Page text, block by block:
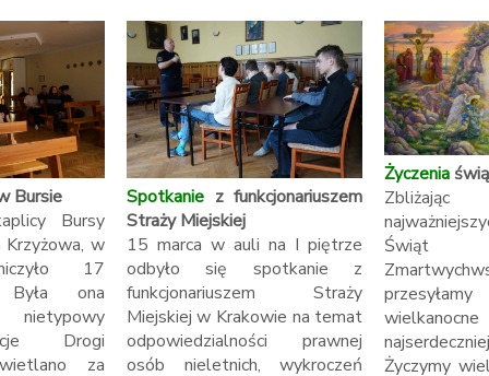
Bursie
Bursy
Krzyżowa, w
17
Była ona
nietypowy
Drogi
za
Spotkaniez funkcjonariuszem
Straży Miejskiej
15 marca w auli na I piętrze
odbyło się spotkanie z
funkcjonariuszem Straży
Miejskiej w Krakowie na temat
odpowiedzialności prawnej
osób nieletnich, wykroczeń
Życzenia
Świąt
Życzymy